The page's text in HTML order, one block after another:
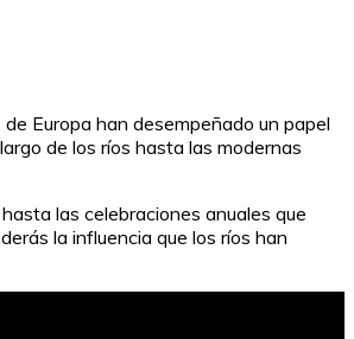
Europa han desempeñado un papel
de los ríos hasta las modernas
las celebraciones anuales que
la influencia que los ríos han